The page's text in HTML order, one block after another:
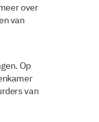
over
van
Op
van